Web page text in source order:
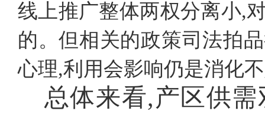
线上推广整体两权分离小,
的。但相关的政策司法拍
心理,利用会影响仍是消化
总体来看,产区供